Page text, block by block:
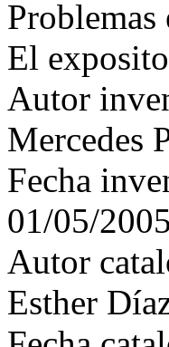
Problemas
El
Autor
Mercedes
Fecha
01/05/2005
Autor
Esther